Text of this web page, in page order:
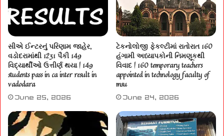
સીએ ઈન્ટરનું પરિણામ જાહેર,
વડોદરામાંથી 1231 પૈકી 149
વિદ્યાર્થીઓ ઉત્તીર્ણ થયા | 149
students pass in ca inter result in
vadodara
June 25, 2026
ટેકનોલોજી ફેકલ્ટીમાં રાતોરાત 160
હંગામી અધ્યાપકોની નિમણૂકથી
વિવાદ | 160 temporary teachers
appointed in technology faculty of
msu
June 24, 2026